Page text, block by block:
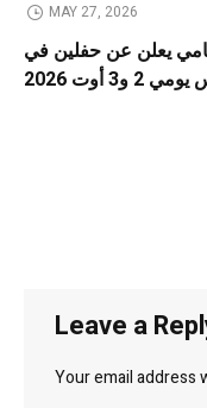
MAY 27, 2026
يعلن عن حفلين في
2 و3 أوت 2026
Leave a
Your email address